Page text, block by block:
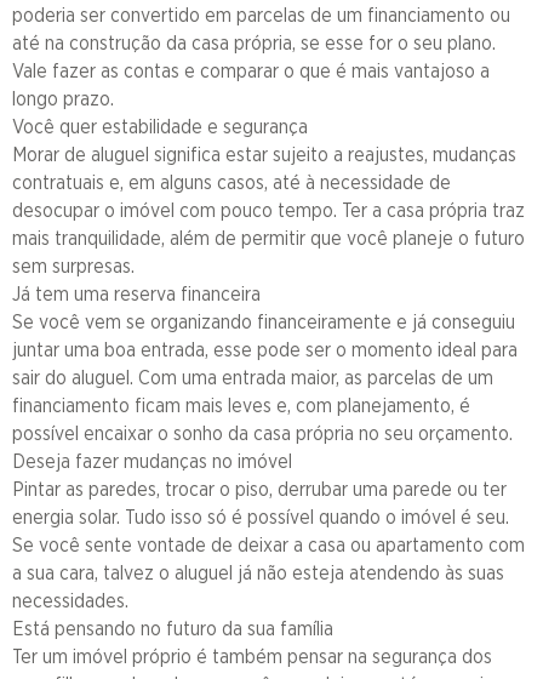
poderia ser convertido em parcelas de um financiamento ou
até na construção da casa própria, se esse for o seu plano.
Vale fazer as contas e comparar o que é mais vantajoso a
longo prazo.
Você quer estabilidade e segurança
Morar de aluguel significa estar sujeito a reajustes, mudanças
contratuais e, em alguns casos, até à necessidade de
desocupar o imóvel com pouco tempo. Ter a casa própria traz
mais tranquilidade, além de permitir que você planeje o futuro
sem surpresas.
Já tem uma reserva financeira
Se você vem se organizando financeiramente e já conseguiu
juntar uma boa entrada, esse pode ser o momento ideal para
sair do aluguel. Com uma entrada maior, as parcelas de um
financiamento ficam mais leves e, com planejamento, é
possível encaixar o sonho da casa própria no seu orçamento.
Deseja fazer mudanças no imóvel
Pintar as paredes, trocar o piso, derrubar uma parede ou ter
energia solar. Tudo isso só é possível quando o imóvel é seu.
Se você sente vontade de deixar a casa ou apartamento com
a sua cara, talvez o aluguel já não esteja atendendo às suas
necessidades.
Está pensando no futuro da sua família
Ter um imóvel próprio é também pensar na segurança dos